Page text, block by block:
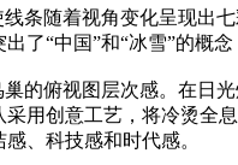
随着视角变化呈现出
“中国”和“冰雪”的概
俯视图层次感。在日
用创意工艺，将冷烫
、科技感和时代感。